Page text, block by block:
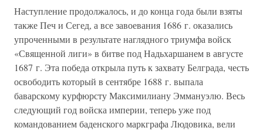
Наступление продолжалось, и до конца года были взяты
также Печ и Сегед, а все завоевания 1686 г. оказались
упроченными в результате наглядного триумфа войск
«Священной лиги» в битве под Надьхаршанем в августе
1687 г. Эта победа открыла путь к захвату Белграда, честь
освободить который в сентябре 1688 г. выпала
баварскому курфюрсту Максимилиану Эммануэлю. Весь
следующий год войска империи, теперь уже под
командованием баденского маркграфа Людовика, вели